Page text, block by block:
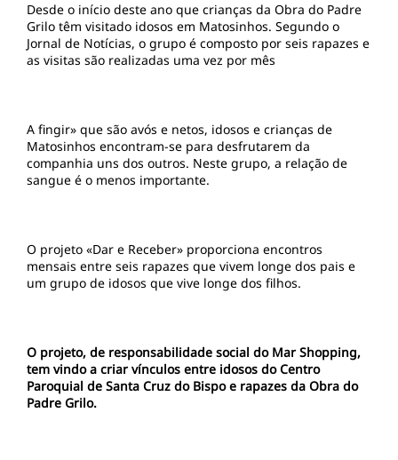
Desde o início deste ano que crianças da Obra do Padre
Grilo têm visitado idosos em Matosinhos. Segundo o
Jornal de Notícias, o grupo é composto por seis rapazes e
as visitas são realizadas uma vez por mês
A fingir» que são avós e netos, idosos e crianças de
Matosinhos encontram-se para desfrutarem da
companhia uns dos outros. Neste grupo, a relação de
sangue é o menos importante.
O projeto «Dar e Receber» proporciona encontros
mensais entre seis rapazes que vivem longe dos pais e
um grupo de idosos que vive longe dos filhos.
O projeto, de responsabilidade social do Mar Shopping,
tem vindo a criar vínculos entre idosos do Centro
Paroquial de Santa Cruz do Bispo e rapazes da Obra do
Padre Grilo.